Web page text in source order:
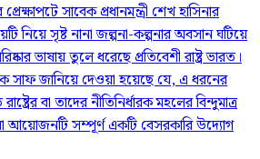
সাবেক প্রধানমন্ত্রী শেখ হাসিনার
নিয়ে সৃষ্ট নানা জল্পনা-কল্পনার অবসান ঘটিয়ে
ভাষায় তুলে ধরেছে প্রতিবেশী রাষ্ট্র ভারত।
সাফ জানিয়ে দেওয়া হয়েছে যে, এ ধরনের
বা তাদের নীতিনির্ধারক মহলের বিন্দুমাত্র
আয়োজনটি সম্পূর্ণ একটি বেসরকারি উদ্যোগ